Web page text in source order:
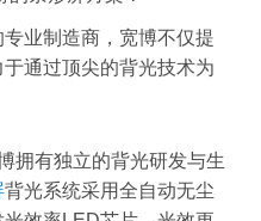
业制造商，宽博不仅提
通过顶尖的背光技术为
拥有独立的背光研发与生
背光系统采用全自动无尘